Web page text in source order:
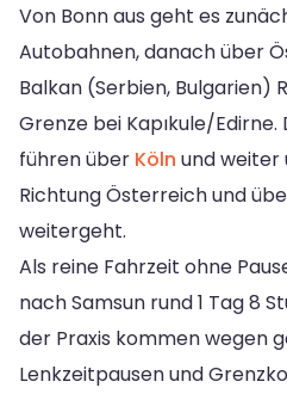
Von Bonn aus geht es
Autobahnen, danach über
Balkan (Serbien, Bulgarien)
Grenze bei Kapıkule/
führen über Köln und weiter
Richtung Österreich und
weitergeht.
Als reine Fahrzeit ohne
nach Samsun rund 1 Tag 8
der Praxis kommen wegen
Lenkzeitpausen und